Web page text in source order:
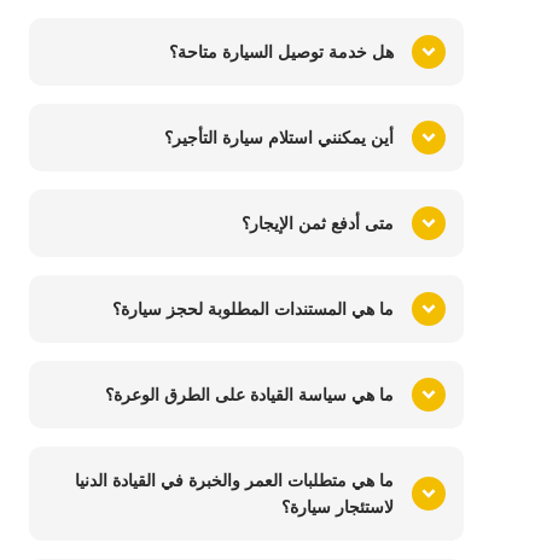
هل خدمة توصيل السيارة متاحة؟
أين يمكنني استلام سيارة التأجير؟
متى أدفع ثمن الإيجار؟
ما هي المستندات المطلوبة لحجز سيارة؟
ما هي سياسة القيادة على الطرق الوعرة؟
ما هي متطلبات العمر والخبرة في القيادة الدنيا
لاستئجار سيارة؟